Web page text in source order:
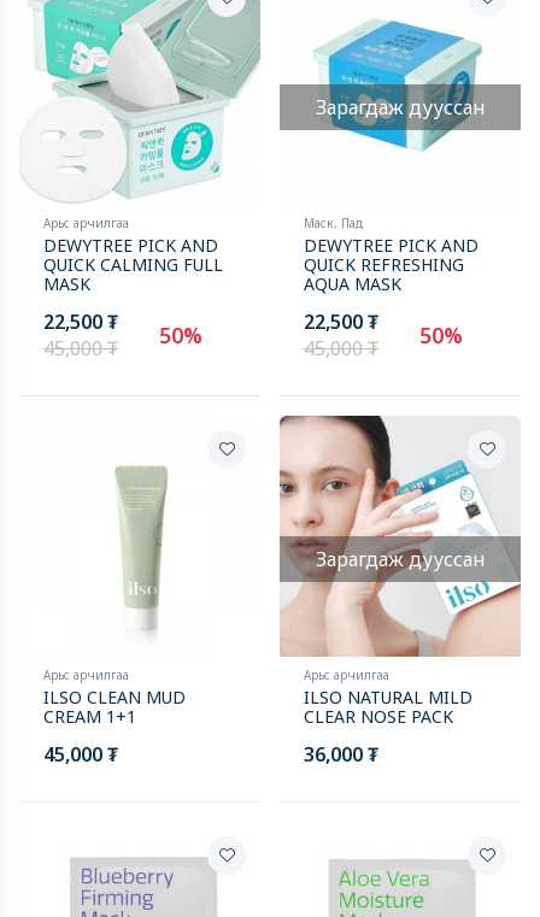
Арьс арчилгаа
DEWYTREE PICK AND
QUICK CALMING FULL
MASK
22,500 ₮
45,000 ₮
50%
Зарагдаж дууссан
Маск, Пад
DEWYTREE PICK AND
QUICK REFRESHING
AQUA MASK
22,500 ₮
45,000 ₮
50%
Арьс арчилгаа
ILSO CLEAN MUD
CREAM 1+1
45,000 ₮
Зарагдаж дууссан
Арьс арчилгаа
ILSO NATURAL MILD
CLEAR NOSE PACK
36,000 ₮